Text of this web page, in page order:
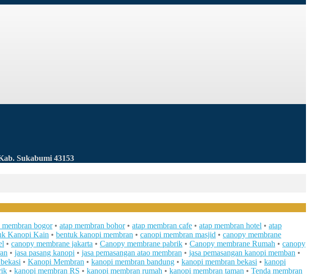
Sukabumi 43153
membran bogor• atap membran bohor• atap membran cafe • atap membran hotel • atap
Kanopi Kain • bentuk kanopi membran • canopi membran masjid • canopy membrane
• canopy membrane jakarta • Canopy membrane pabrik • Canopy membrane Rumah • canopy
• jasa pasang kanopi • jasa pemasangan atao membran • jasa pemasangan kanopi memban •
• Kanopi Membran • kanopi membran bandung • kanopi membran bekasi • kanopi
• kanopi membran RS • kanopi membran rumah • kanopi membran taman • Tenda membran